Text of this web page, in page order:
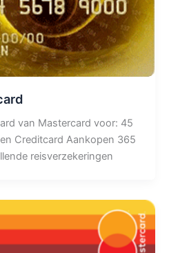
van Mastercard voor: 45
Creditcard Aankopen 365
reisverzekeringen